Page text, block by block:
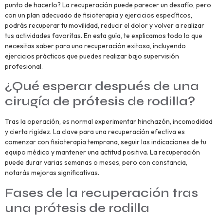
punto de hacerlo? La recuperación puede parecer un desafío, pero
con un plan adecuado de fisioterapia y ejercicios específicos,
podrás recuperar tu movilidad, reducir el dolor y volver a realizar
tus actividades favoritas. En esta guía, te explicamos todo lo que
necesitas saber para una recuperación exitosa, incluyendo
ejercicios prácticos que puedes realizar bajo supervisión
profesional.
¿Qué esperar después de una
cirugía de prótesis de rodilla?
Tras la operación, es normal experimentar hinchazón, incomodidad
y cierta rigidez. La clave para una recuperación efectiva es
comenzar con fisioterapia temprana, seguir las indicaciones de tu
equipo médico y mantener una actitud positiva. La recuperación
puede durar varias semanas o meses, pero con constancia,
notarás mejoras significativas.
Fases de la recuperación tras
una prótesis de rodilla